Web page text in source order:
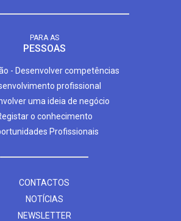
PARA AS
PESSOAS
- Desenvolver competências
profissional
uma ideia de negócio
o conhecimento
Profissionais
CONTACTOS
NOTÍCIAS
NEWSLETTER